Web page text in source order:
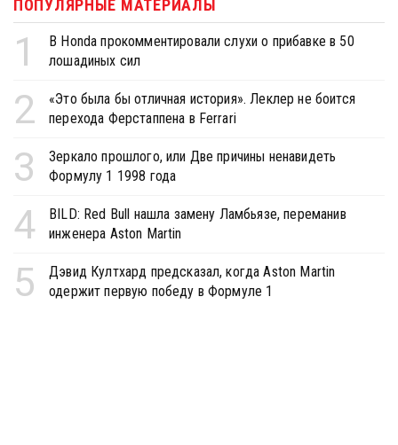
ПОПУЛЯРНЫЕ МАТЕРИАЛЫ
1
В Honda прокомментировали слухи о прибавке в 50
лошадиных сил
2
«Это была бы отличная история». Леклер не боится
перехода Ферстаппена в Ferrari
3
Зеркало прошлого, или Две причины ненавидеть
Формулу 1 1998 года
4
BILD: Red Bull нашла замену Ламбьязе, переманив
инженера Aston Martin
5
Дэвид Култхард предсказал, когда Aston Martin
одержит первую победу в Формуле 1